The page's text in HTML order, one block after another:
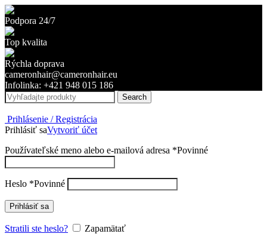
Podpora 24/7
Top kvalita
Rýchla doprava
cameronhair@cameronhair.eu
Infolinka: +421 948 015 186
Search
Prihlásenie / Registrácia
Prihlásiť saVytvoriť účet
Používateľské meno alebo e-mailová adresa *Povinné
Heslo *Povinné
Prihlásiť sa
Stratili ste heslo?
Zapamätať